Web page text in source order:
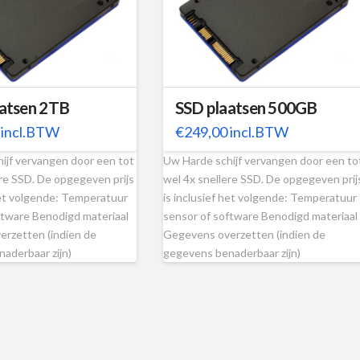
2TB
vervangen door een tot
SSD. De opgegeven prijs
volgende: Temperatuur
Benodigd materiaal
(indien de
zijn)
SSD plaatsen 500GB
€249,00incl.BTW
Uw Harde schijf vervangen door een
wel 4x snellere SSD. De opgegeven
is inclusief het volgende: Temperatuur
sensor of software Benodigd materiaal
Gegevens overzetten (indien de
gegevens benaderbaar zijn)